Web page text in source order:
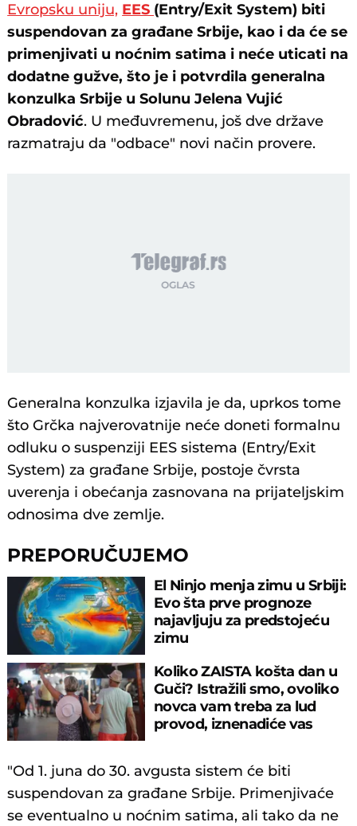
Evropsku uniju, EES (Entry/Exit System) biti
suspendovan za građane Srbije, kao i da će se
primenjivati u noćnim satima i neće uticati na
dodatne gužve, što je i potvrdila generalna
konzulka Srbije u Solunu Jelena Vujić
Obradović. U međuvremenu, još dve države
razmatraju da "odbace" novi način provere.
Generalna konzulka izjavila je da, uprkos tome
što Grčka najverovatnije neće doneti formalnu
odluku o suspenziji EES sistema (Entry/Exit
System) za građane Srbije, postoje čvrsta
uverenja i obećanja zasnovana na prijateljskim
odnosima dve zemlje.
PREPORUČUJEMO
El Ninjo menja zimu u Srbiji:
Evo šta prve prognoze
najavljuju za predstojeću
zimu
Koliko ZAISTA košta dan u
Guči? Istražili smo, ovoliko
novca vam treba za lud
provod, iznenadiće vas
"Od 1. juna do 30. avgusta sistem će biti
suspendovan za građane Srbije. Primenjivaće
se eventualno u noćnim satima, ali tako da ne